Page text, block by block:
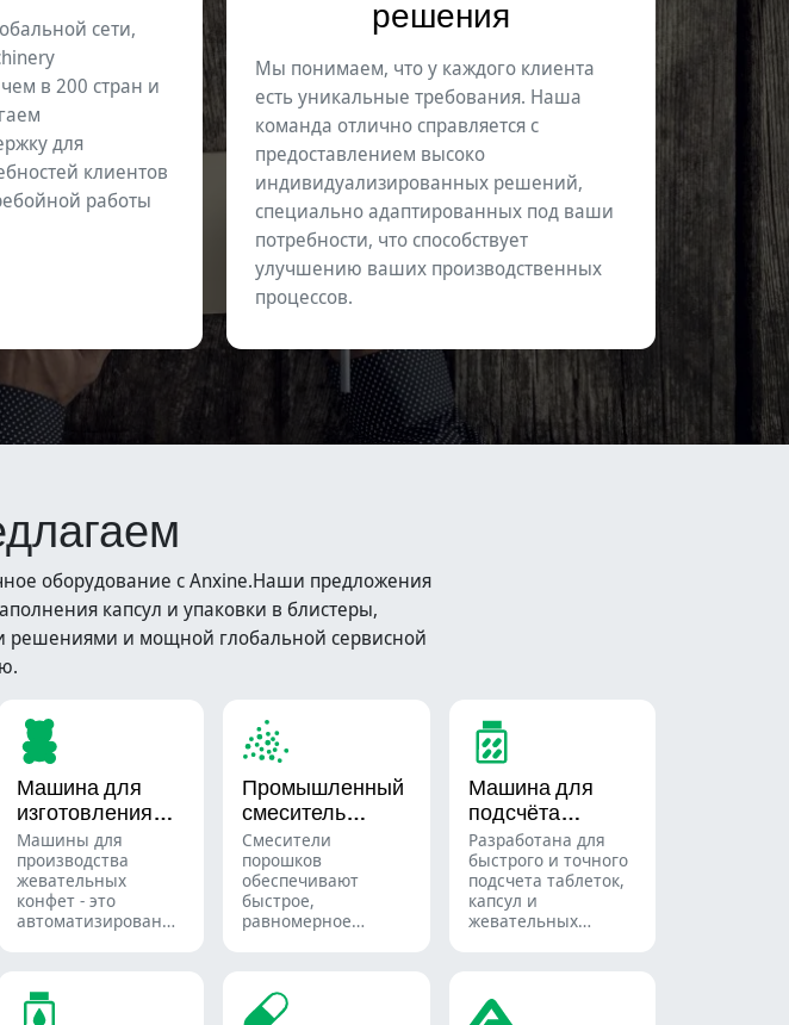
сети,
в 200 стран и
для
клиентов
работы
решения
Мы понимаем, что у каждого клиента
есть уникальные требования. Наша
команда отлично справляется с
предоставлением высоко
индивидуализированных решений,
специально адаптированных под ваши
потребности, что способствует
улучшению ваших производственных
процессов.
оборудование с Anxine.Наши предложения
капсул и упаковки в блистеры,
и мощной глобальной сервисной
Машина для
изготовления
жевательных
конфет
Машины для
производства
жевательных
конфет - это
автоматизированные
жевательных
Промышленный
смеситель
порошков
Смесители
порошков
обеспечивают
быстрое,
равномерное
и широко
Машина для
подсчёта
таблеток
Разработана для
быстрого и точного
подсчета таблеток,
капсул и
жевательных
фармацевтической